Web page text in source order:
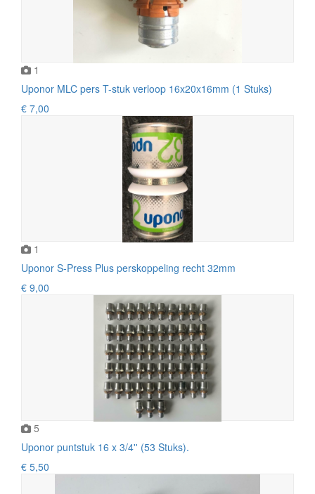
1
Uponor MLC pers T-stuk verloop 16x20x16mm (1 Stuks)
€ 7,00
1
Uponor S-Press Plus perskoppeling recht 32mm
€ 9,00
5
Uponor puntstuk 16 x 3/4'' (53 Stuks).
€ 5,50